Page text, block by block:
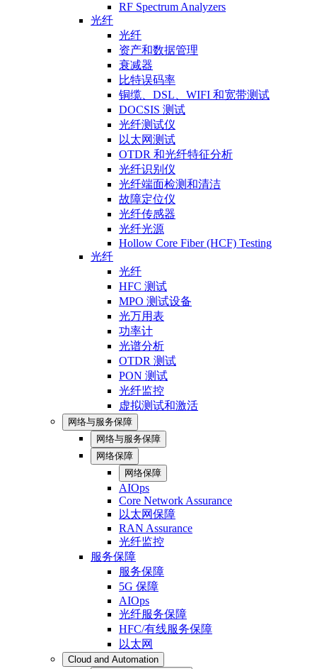
RF Spectrum Analyzers
光纤
光纤
资产和数据管理
衰减器
比特误码率
铜缆、DSL、WIFI 和宽带测试
DOCSIS 测试
光纤测试仪
以太网测试
OTDR 和光纤特征分析
光纤识别仪
光纤端面检测和清洁
故障定位仪
光纤传感器
光纤光源
Hollow Core Fiber (HCF) Testing
光纤
光纤
HFC 测试
MPO 测试设备
光万用表
功率计
光谱分析
OTDR 测试
PON 测试
光纤监控
虚拟测试和激活
网络与服务保障
网络与服务保障
网络保障
网络保障
AIOps
Core Network Assurance
以太网保障
RAN Assurance
光纤监控
服务保障
服务保障
5G 保障
AIOps
光纤服务保障
HFC/有线服务保障
以太网
Cloud and Automation